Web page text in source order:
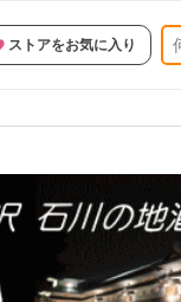
ストアをお気に入り